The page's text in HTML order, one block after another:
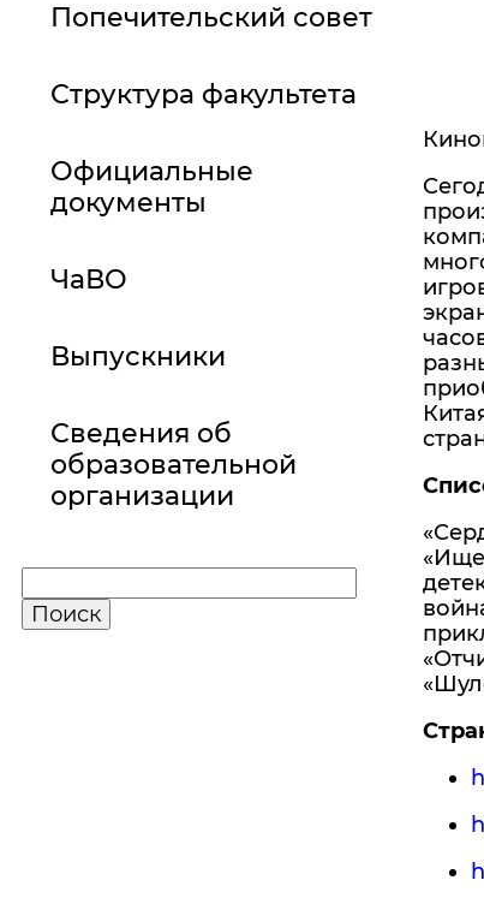
Попечительский совет
Структура факультета
Официальные
документы
ЧаВО
Выпускники
Сведения об
образовательной
организации